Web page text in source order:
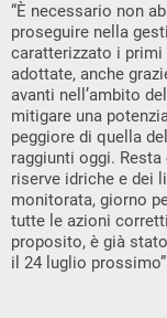
“È necessario non
proseguire nella
caratterizzato i
adottate, anche
avanti nell’ambito
mitigare una
peggiore di quella
raggiunti oggi.
riserve idriche e dei
monitorata, giorno
tutte le azioni
proposito, è già
il 24 luglio